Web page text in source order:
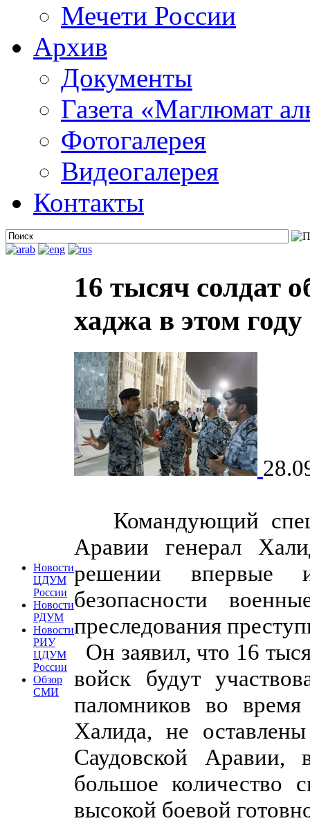
Мечети России
Архив
Документы
Газета «Маглюмат
Фотогалерея
Видеогалерея
Контакты
Новости
ЦДУМ
России
Новости
РДУМ
Новости
РИУ
ЦДУМ
России
Обзор
СМИ
16 тысяч солдат
хаджа в этом году
Командующий
Аравии генерал
решении впервые
безопасности
преследования
Он заявил, что 16
войск будут
паломников во
Халида, не
Саудовской Аравии,
большое количество
высокой боевой